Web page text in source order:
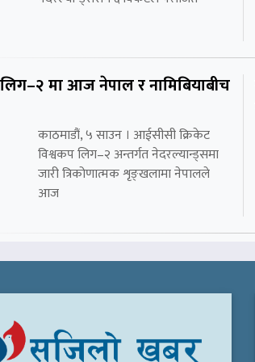
मा आज नेपाल र नामिबियाबीच
काठमाडौं, ५ साउन । आईसीसी क्रिकेट
विश्वकप लिग–२ अन्तर्गत नेदरल्यान्ड्समा
जारी त्रिकोणात्मक शृङ्खलामा नेपालले
आज